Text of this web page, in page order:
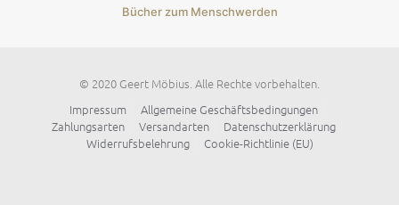
Bücher zum Menschwerden
© 2020 Geert Möbius. Alle Rechte vorbehalten.
Impressum
Allgemeine Geschäftsbedingungen
Zahlungsarten
Versandarten
Datenschutzerklärung
Widerrufsbelehrung
Cookie-Richtlinie (EU)